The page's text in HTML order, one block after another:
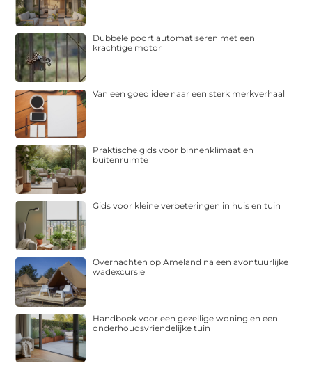
Dubbele poort automatiseren met een
krachtige motor
Van een goed idee naar een sterk merkverhaal
Praktische gids voor binnenklimaat en
buitenruimte
Gids voor kleine verbeteringen in huis en tuin
Overnachten op Ameland na een avontuurlijke
wadexcursie
Handboek voor een gezellige woning en een
onderhoudsvriendelijke tuin